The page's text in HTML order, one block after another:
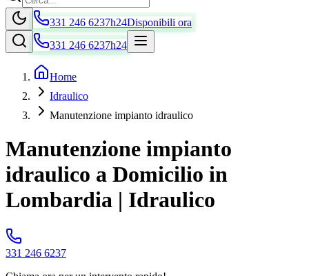
331 246 6237h24Disponibili ora
331 246 6237h24
Home
Idraulico
Manutenzione impianto idraulico
Manutenzione impianto
idraulico a Domicilio in
Lombardia | Idraulico
331 246 6237